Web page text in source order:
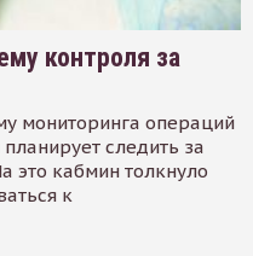
контроля за
мониторинга операций
следить за
это кабмин толкнуло
к